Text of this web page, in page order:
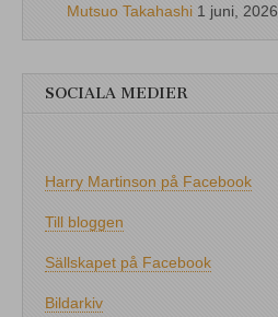
Mutsuo Takahashi 1 juni, 2026
SOCIALA MEDIER
Harry Martinson på Facebook
Till bloggen
Sällskapet på Facebook
Bildarkiv